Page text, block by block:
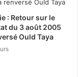
: Retour sur le
du 3 août 2005
Ould Taya